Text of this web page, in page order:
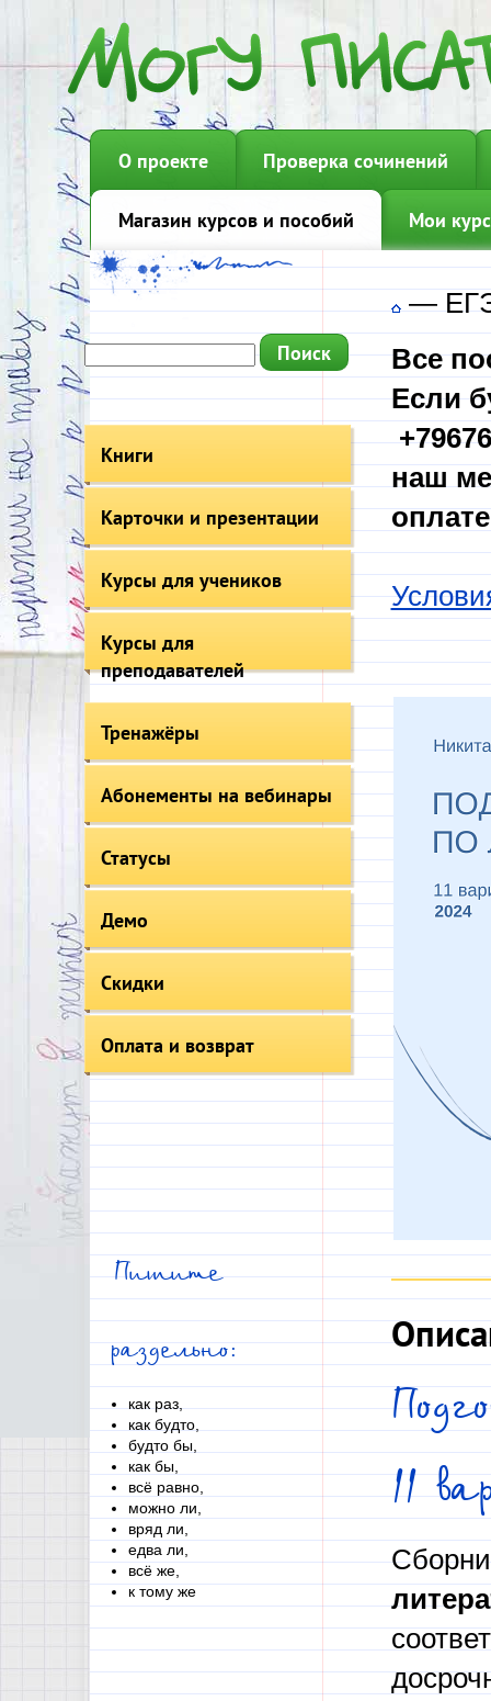
О проекте Проверка сочинений
Магазин курсов и пособий Мои
Книги
Карточки и презентации
Курсы для учеников
Курсы для
преподавателей
Тренажёры
Абонементы на вебинары
Статусы
Демо
Скидки
Оплата и возврат
Пишите
раздельно:
как раз,
как будто,
будто бы,
как бы,
всё равно,
можно ли,
вряд ли,
едва ли,
всё же,
к тому же
—
Все
Если
наш
11